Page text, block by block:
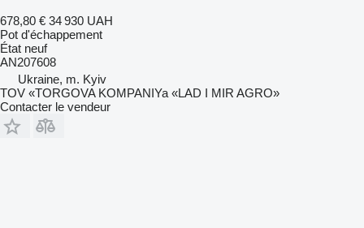
678,80 € 34 930 UAH
Pot d'échappement
État neuf
AN207608
Ukraine, m. Kyiv
TOV «TORGOVA KOMPANIYa «LAD I MIR AGRO»
Contacter le vendeur